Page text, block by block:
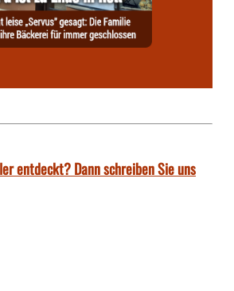
entdeckt? Dann schreiben Sie uns